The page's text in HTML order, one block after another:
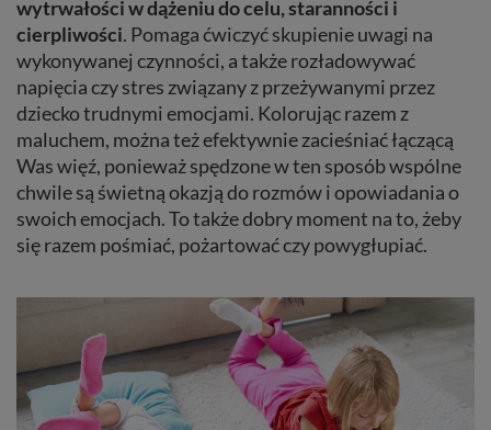
wytrwałości w dążeniu do celu, staranności i
cierpliwości. Pomaga ćwiczyć skupienie uwagi na
wykonywanej czynności, a także rozładowywać
napięcia czy stres związany z przeżywanymi przez
dziecko trudnymi emocjami. Kolorując razem z
maluchem, można też efektywnie zacieśniać łączącą
Was więź, ponieważ spędzone w ten sposób wspólne
chwile są świetną okazją do rozmów i opowiadania o
swoich emocjach. To także dobry moment na to, żeby
się razem pośmiać, pożartować czy powygłupiać.